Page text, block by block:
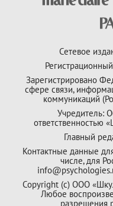
Сетевое
Зарегистрировано
сфере связи,
коммуникаций
Учредитель:
ответственностью
Главный
Контактные данные
числе, для
Copyright (с) ООО
Любое
разрешения